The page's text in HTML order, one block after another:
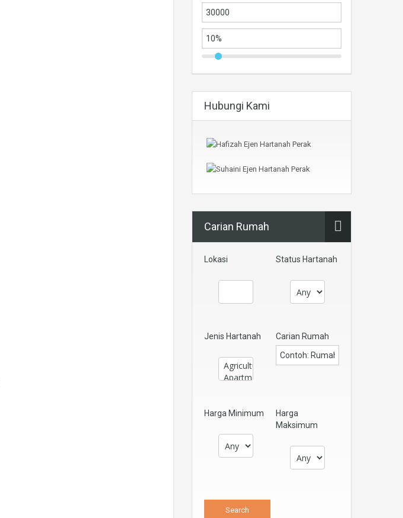
Hubungi Kami
Carian Rumah
Lokasi Status Hartanah
Jenis Hartanah Carian Rumah
Harga Minimum
Harga
Maksimum